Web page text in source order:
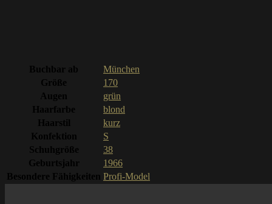
Buchbar ab
München
Größe
170
Augen
grün
Haarfarbe
blond
Haarstil
kurz
Konfektion
S
Schuhgröße
38
Geburtsjahr
1966
Besondere Fähigkeiten Profi-Model